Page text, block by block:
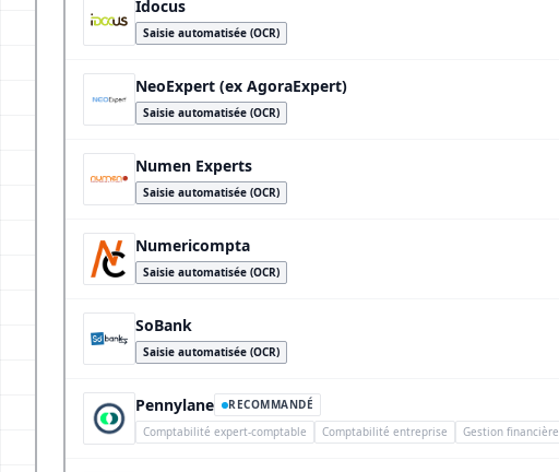
Idocus
Saisie automatisée (OCR)
NeoExpert (ex AgoraExpert)
Saisie automatisée (OCR)
Numen Experts
Saisie automatisée (OCR)
Numericompta
Saisie automatisée (OCR)
SoBank
Saisie automatisée (OCR)
Pennylane
RECOMMANDÉ
Comptabilité expert-comptable
Comptabilité entreprise Gestion financière